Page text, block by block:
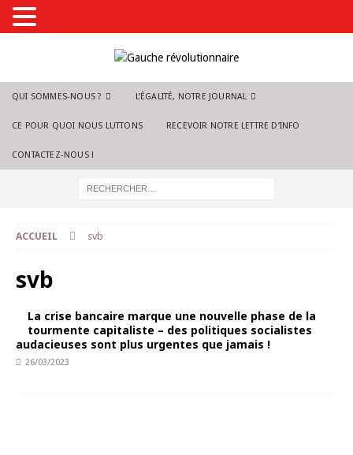
QUI SOMMES-NOUS ? L’ÉGALITÉ, NOTRE JOURNAL
CE POUR QUOI NOUS LUTTONS RECEVOIR NOTRE LETTRE D’INFO
CONTACTEZ-NOUS !
ACCUEIL svb
svb
La crise bancaire marque une nouvelle phase de la
tourmente capitaliste – des politiques socialistes
audacieuses sont plus urgentes que jamais !
26/03/2023